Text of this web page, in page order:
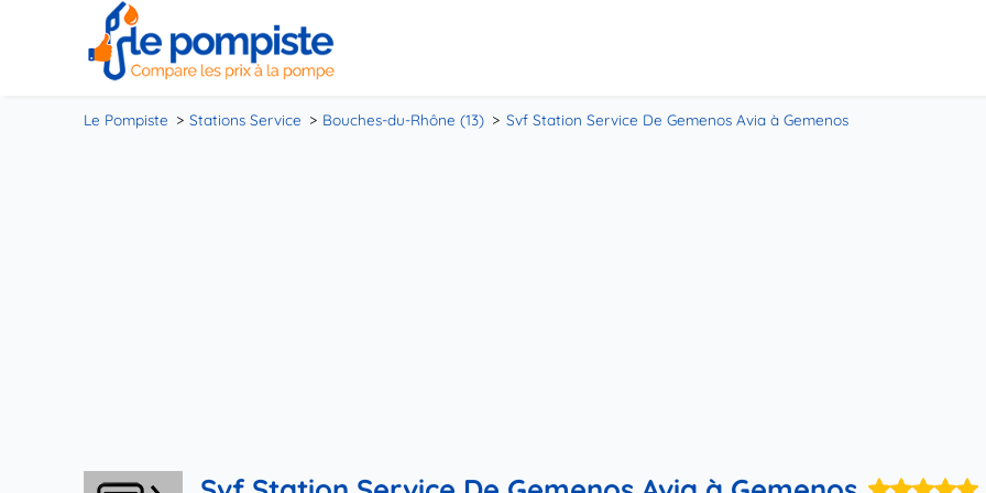
Le Pompiste Stations Service Bouches-du-Rhône (13) Svf Station Service De Gemenos Avia à Gemenos